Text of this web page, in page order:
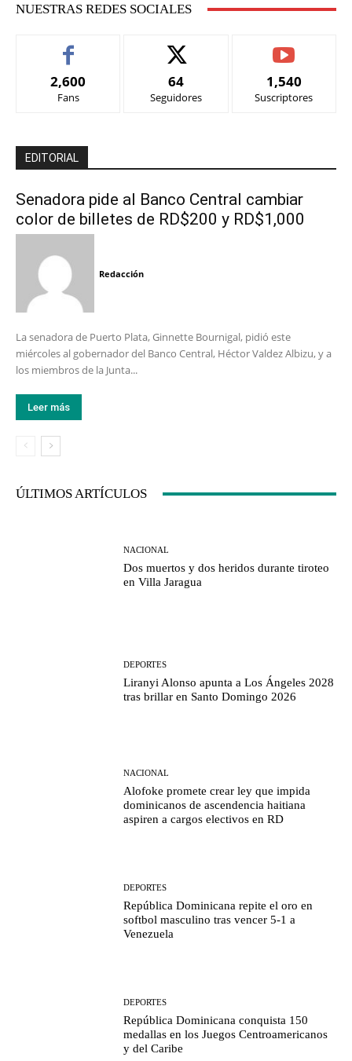
NUESTRAS REDES SOCIALES
2,600
Fans
64
Seguidores
1,540
Suscriptores
EDITORIAL
Senadora pide al Banco Central cambiar
color de billetes de RD$200 y RD$1,000
Redacción
La senadora de Puerto Plata, Ginnette Bournigal, pidió este
miércoles al gobernador del Banco Central, Héctor Valdez Albizu, y a
los miembros de la Junta...
Leer más
ÚLTIMOS ARTÍCULOS
NACIONAL
Dos muertos y dos heridos durante tiroteo
en Villa Jaragua
DEPORTES
Liranyi Alonso apunta a Los Ángeles 2028
tras brillar en Santo Domingo 2026
NACIONAL
Alofoke promete crear ley que impida
dominicanos de ascendencia haitiana
aspiren a cargos electivos en RD
DEPORTES
República Dominicana repite el oro en
softbol masculino tras vencer 5-1 a
Venezuela
DEPORTES
República Dominicana conquista 150
medallas en los Juegos Centroamericanos
y del Caribe